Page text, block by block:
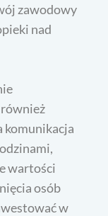
zawodowy
nad
komunikacja
wartości
osób
w